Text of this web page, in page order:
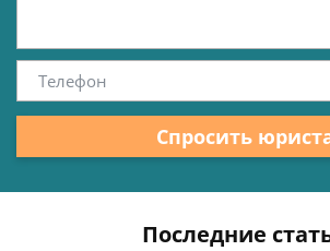
Спросить
Последние